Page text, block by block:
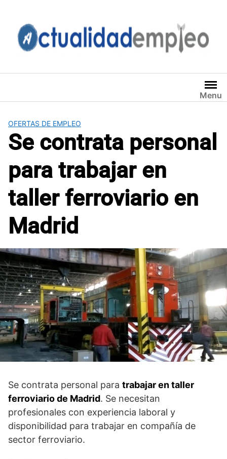
contenido
Menu
OFERTAS DE EMPLEO
Se contrata personal
para trabajar en
taller ferroviario en
Madrid
Se contrata personal para trabajar en taller
ferroviario de Madrid. Se necesitan
profesionales con experiencia laboral y
disponibilidad para trabajar en compañía de
sector ferroviario.